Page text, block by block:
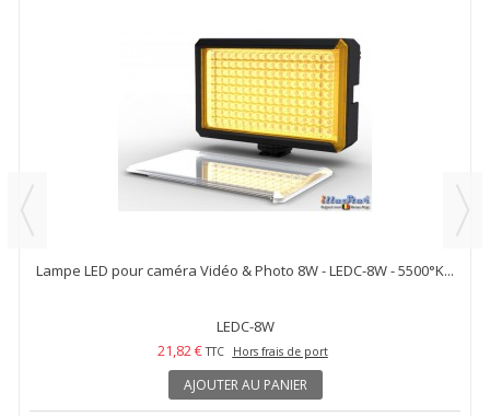
Lampe LED pour caméra Vidéo & Photo 8W - LEDC-8W - 5500°K...
LEDC-8W
21,82 € TTC Hors frais de port
AJOUTER AU PANIER